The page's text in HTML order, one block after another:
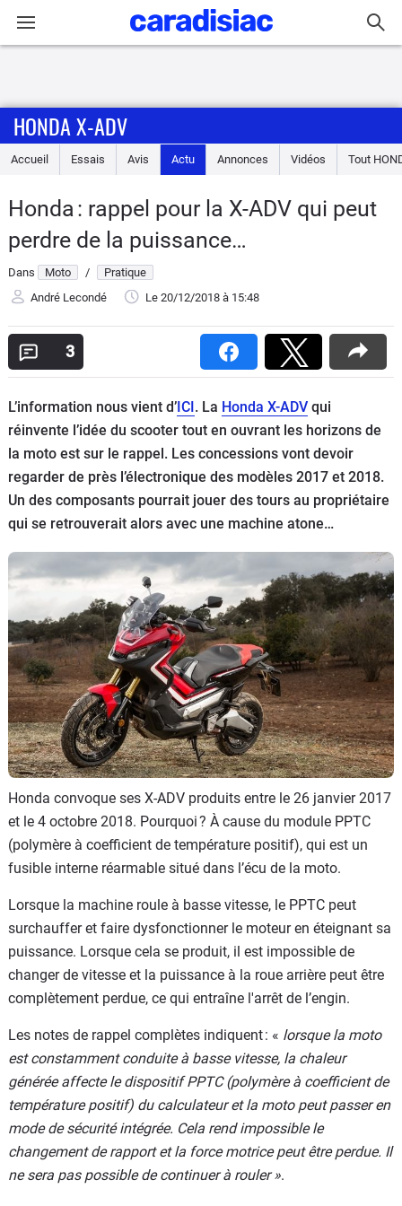
Accueil
Essais
Equipement
Forum
Scooters
&
Marques
Services
Auto
HONDA X-ADV
Accueil Essais Avis Actu Annonces Vidéos Tout
Honda : rappel pour la X-ADV qui peut
perdre de la puissance…
Dans Moto /
Pratique
André Lecondé
Le 20/12/2018 à 15:48
3
L’information nous vient d’ICI. La Honda X-ADV qui
réinvente l’idée du scooter tout en ouvrant les horizons de
la moto est sur le rappel. Les concessions vont devoir
regarder de près l’électronique des modèles 2017 et 2018.
Un des composants pourrait jouer des tours au propriétaire
qui se retrouverait alors avec une machine atone…
Honda convoque ses X-ADV produits entre le 26 janvier 2017
et le 4 octobre 2018. Pourquoi ? À cause du module PPTC
(polymère à coefficient de température positif), qui est un
fusible interne réarmable situé dans l’écu de la moto.
Lorsque la machine roule à basse vitesse, le PPTC peut
surchauffer et faire dysfonctionner le moteur en éteignant sa
puissance. Lorsque cela se produit, il est impossible de
changer de vitesse et la puissance à la roue arrière peut être
complètement perdue, ce qui entraîne l'arrêt de l’engin.
Les notes de rappel complètes indiquent : « lorsque la moto
est constamment conduite à basse vitesse, la chaleur
générée affecte le dispositif PPTC (polymère à coefficient de
température positif) du calculateur et la moto peut passer en
mode de sécurité intégrée. Cela rend impossible le
changement de rapport et la force motrice peut être perdue. Il
ne sera pas possible de continuer à rouler ».